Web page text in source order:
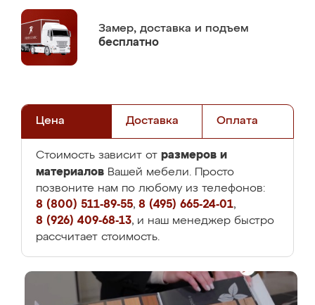
Замер, доставка и подъем
бесплатно
Цена Доставка Оплата
Стоимость зависит от размеров и
материалов Вашей мебели. Просто
позвоните нам по любому из телефонов:
8 (800) 511-89-55, 8 (495) 665-24-01,
8 (926) 409-68-13, и наш менеджер быстро
рассчитает стоимость.